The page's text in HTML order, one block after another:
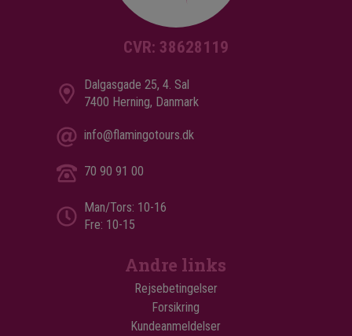
CVR: 38628119
Dalgasgade 25, 4. Sal
7400 Herning, Danmark
info@flamingotours.dk
70 90 91 00
Man/Tors: 10-16
Fre: 10-15
Andre links
Rejsebetingelser
Forsikring
Kundeanmeldelser